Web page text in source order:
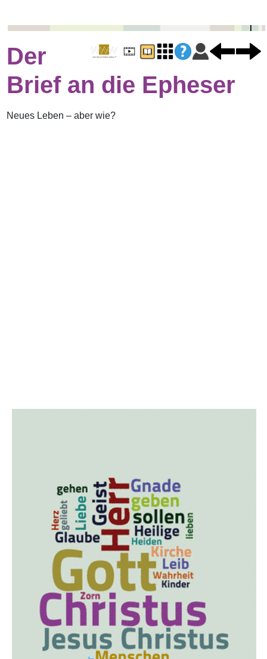
Der
Brief an die Epheser
Neues Leben – aber wie?